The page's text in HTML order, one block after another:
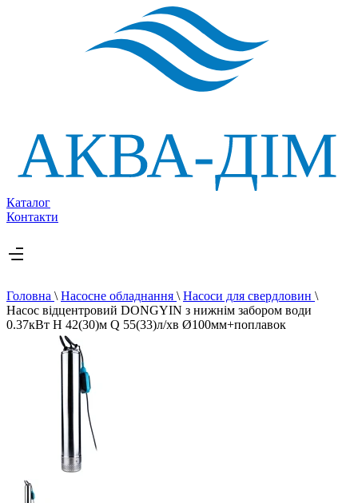
Каталог
Контакти
Головна \ Насосне обладнання \ Насоси для свердловин \
Насос вiдцентровий DONGYIN з нижнім забором води
0.37кВт H 42(30)м Q 55(33)л/хв Ø100мм+поплавок